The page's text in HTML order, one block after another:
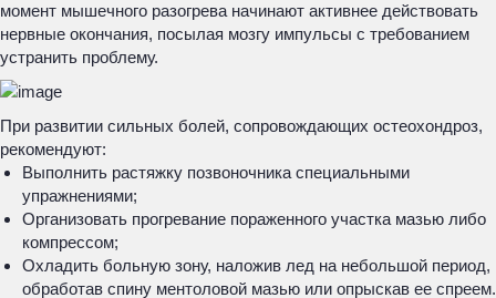
момент мышечного разогрева начинают активнее действовать
нервные окончания, посылая мозгу импульсы с требованием
устранить проблему.
При развитии сильных болей, сопровождающих остеохондроз,
рекомендуют:
Выполнить растяжку позвоночника специальными
упражнениями;
Организовать прогревание пораженного участка мазью либо
компрессом;
Охладить больную зону, наложив лед на небольшой период,
обработав спину ментоловой мазью или опрыскав ее спреем.